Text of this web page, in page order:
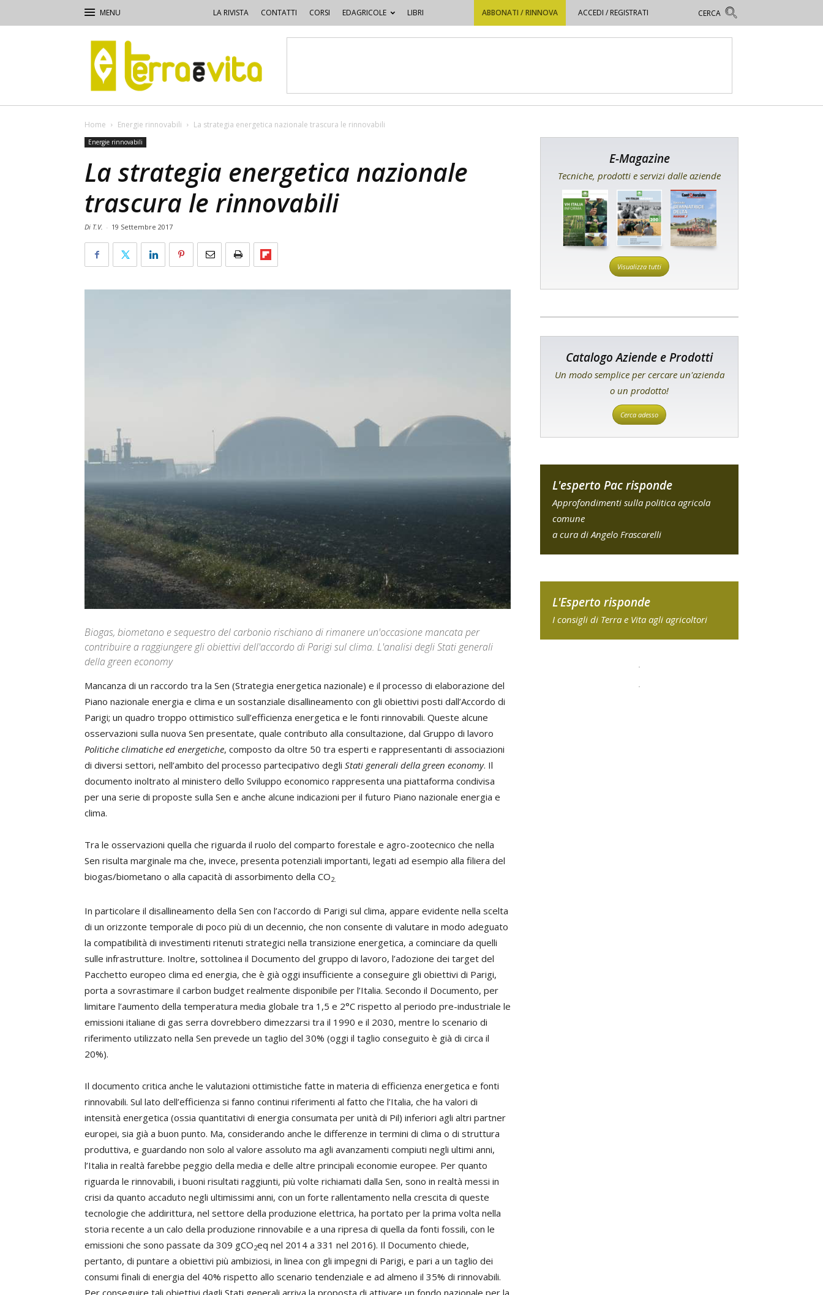
LA RIVISTA CONTATTI CORSI EDAGRICOLE LIBRI ABBONATI / RINNOVA ACCEDI / REGISTRATI
Terra
e
Vita
Home Energie rinnovabili La strategia energetica nazionale trascura le rinnovabili
Energie rinnovabili
La strategia energetica nazionale
trascura le rinnovabili
Di T.V. - 19 Settembre 2017
Biogas, biometano e sequestro del carbonio rischiano di rimanere un'occasione mancata per
contribuire a raggiungere gli obiettivi dell'accordo di Parigi sul clima. L'analisi degli Stati generali
della green economy
Mancanza di un raccordo tra la Sen (Strategia energetica nazionale) e il processo di elaborazione del
Piano nazionale energia e clima e un sostanziale disallineamento con gli obiettivi posti dall’Accordo di
Parigi; un quadro troppo ottimistico sull’efficienza energetica e le fonti rinnovabili. Queste alcune
osservazioni sulla nuova Sen presentate, quale contributo alla consultazione, dal Gruppo di lavoro
Politiche climatiche ed energetiche, composto da oltre 50 tra esperti e rappresentanti di associazioni
di diversi settori, nell’ambito del processo partecipativo degli Stati generali della green economy. Il
documento inoltrato al ministero dello Sviluppo economico rappresenta una piattaforma condivisa
per una serie di proposte sulla Sen e anche alcune indicazioni per il futuro Piano nazionale energia e
clima.
Tra le osservazioni quella che riguarda il ruolo del comparto forestale e agro-zootecnico che nella
Sen risulta marginale ma che, invece, presenta potenziali importanti, legati ad esempio alla filiera del
biogas/biometano o alla capacità di assorbimento della CO2.
In particolare il disallineamento della Sen con l’accordo di Parigi sul clima, appare evidente nella scelta
di un orizzonte temporale di poco più di un decennio, che non consente di valutare in modo adeguato
la compatibilità di investimenti ritenuti strategici nella transizione energetica, a cominciare da quelli
sulle infrastrutture. Inoltre, sottolinea il Documento del gruppo di lavoro, l’adozione dei target del
Pacchetto europeo clima ed energia, che è già oggi insufficiente a conseguire gli obiettivi di Parigi,
porta a sovrastimare il carbon budget realmente disponibile per l’Italia. Secondo il Documento, per
limitare l’aumento della temperatura media globale tra 1,5 e 2°C rispetto al periodo pre-industriale le
emissioni italiane di gas serra dovrebbero dimezzarsi tra il 1990 e il 2030, mentre lo scenario di
riferimento utilizzato nella Sen prevede un taglio del 30% (oggi il taglio conseguito è già di circa il
20%).
Il documento critica anche le valutazioni ottimistiche fatte in materia di efficienza energetica e fonti
rinnovabili. Sul lato dell’efficienza si fanno continui riferimenti al fatto che l’Italia, che ha valori di
intensità energetica (ossia quantitativi di energia consumata per unità di Pil) inferiori agli altri partner
europei, sia già a buon punto. Ma, considerando anche le differenze in termini di clima o di struttura
produttiva, e guardando non solo al valore assoluto ma agli avanzamenti compiuti negli ultimi anni,
l’Italia in realtà farebbe peggio della media e delle altre principali economie europee. Per quanto
riguarda le rinnovabili, i buoni risultati raggiunti, più volte richiamati dalla Sen, sono in realtà messi in
crisi da quanto accaduto negli ultimissimi anni, con un forte rallentamento nella crescita di queste
tecnologie che addirittura, nel settore della produzione elettrica, ha portato per la prima volta nella
storia recente a un calo della produzione rinnovabile e a una ripresa di quella da fonti fossili, con le
emissioni che sono passate da 309 gCO2eq nel 2014 a 331 nel 2016). Il Documento chiede,
pertanto, di puntare a obiettivi più ambiziosi, in linea con gli impegni di Parigi, e pari a un taglio dei
consumi finali di energia del 40% rispetto allo scenario tendenziale e ad almeno il 35% di rinnovabili.
Per conseguire tali obiettivi dagli Stati generali arriva la proposta di attivare un fondo nazionale per la
E-Magazine
Tecniche, prodotti e servizi dalle aziende
Visualizza tutti
Catalogo Aziende e Prodotti
Un modo semplice per cercare un'azienda
o un prodotto!
Cerca adesso
L'esperto Pac risponde
Approfondimenti sulla politica agricola
comune
a cura di Angelo Frascarelli
L'Esperto risponde
I consigli di Terra e Vita agli agricoltori